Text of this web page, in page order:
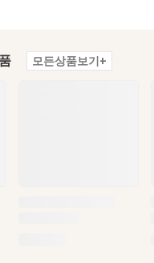
모든상품보기+